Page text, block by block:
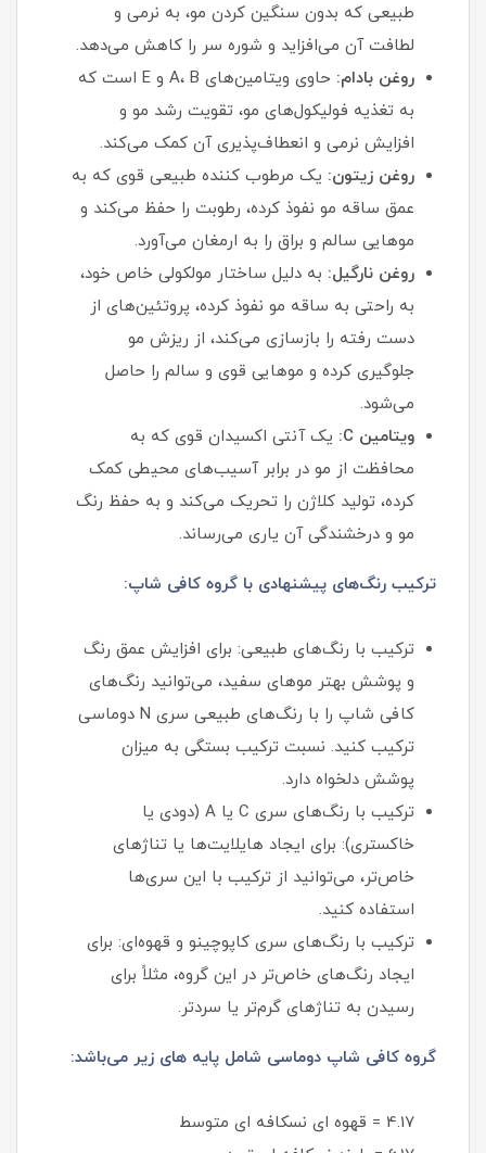
طبیعی که بدون سنگین کردن مو، به نرمی و
لطافت آن می‌افزاید و شوره سر را کاهش می‌دهد.
روغن بادام:
حاوی ویتامین‌های A، B و E است که
به تغذیه فولیکول‌های مو، تقویت رشد مو و
افزایش نرمی و انعطاف‌پذیری آن کمک می‌کند.
روغن زیتون: یک مرطوب‌ کننده طبیعی قوی که به
عمق ساقه مو نفوذ کرده، رطوبت را حفظ می‌کند و
موهایی سالم و براق را به ارمغان می‌آورد.
روغن نارگیل: به دلیل ساختار مولکولی خاص خود،
به راحتی به ساقه مو نفوذ کرده، پروتئین‌های از
دست رفته را بازسازی می‌کند، از ریزش مو
جلوگیری کرده و موهایی قوی و سالم را حاصل
می‌شود.
ویتامین C:
یک آنتی‌ اکسیدان قوی که به
محافظت از مو در برابر آسیب‌های محیطی کمک
کرده، تولید کلاژن را تحریک می‌کند و به حفظ رنگ
مو و درخشندگی آن یاری می‌رساند.
ترکیب رنگ‌های پیشنهادی با گروه کافی شاپ:
ترکیب با رنگ‌های طبیعی: برای افزایش عمق رنگ
و پوشش بهتر موهای سفید، می‌توانید رنگ‌های
کافی شاپ را با رنگ‌های طبیعی سری N دوماسی
ترکیب کنید. نسبت ترکیب بستگی به میزان
پوشش دلخواه دارد.
ترکیب با رنگ‌های سری C یا A (دودی یا
خاکستری): برای ایجاد هایلایت‌ها یا تناژهای
خاص‌تر، می‌توانید از ترکیب با این سری‌ها
استفاده کنید.
ترکیب با رنگ‌های سری کاپوچینو و قهوه‌ای: برای
ایجاد رنگ‌های خاص‌تر در این گروه، مثلاً برای
رسیدن به تناژهای گرم‌تر یا سردتر.
گروه کافی شاپ دوماسی شامل پایه های زیر می‌باشد:
4.17 = قهوه ای نسکافه ای متوسط